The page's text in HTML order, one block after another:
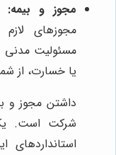
مجوز و بیمه:
مجوزهای
مسئولیت مدنی
یا خسارت، از
داشتن مجوز و
شرکت است.